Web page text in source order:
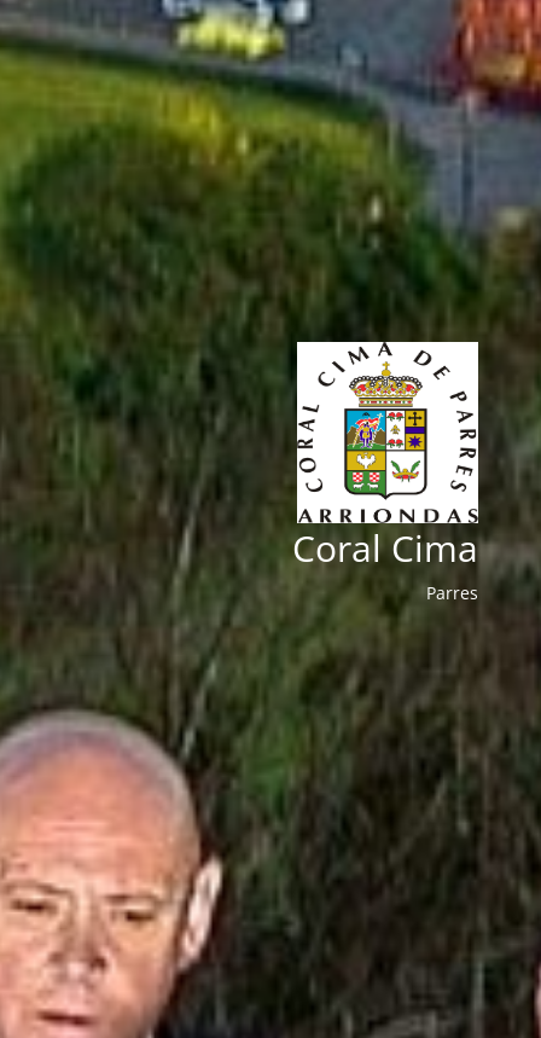
Coral Cima
Parres